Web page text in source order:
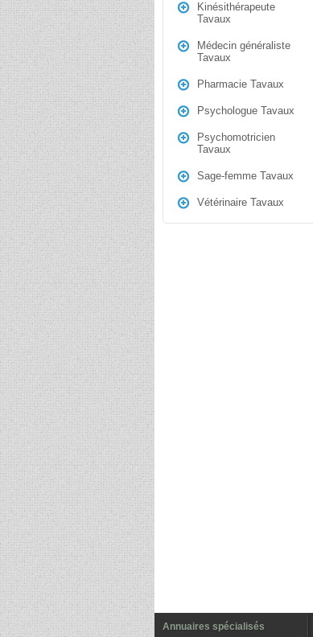
Kinésithérapeute
Tavaux
Médecin généraliste
Tavaux
Pharmacie Tavaux
Psychologue Tavaux
Psychomotricien
Tavaux
Sage-femme Tavaux
Vétérinaire Tavaux
Annuaires spécialisés